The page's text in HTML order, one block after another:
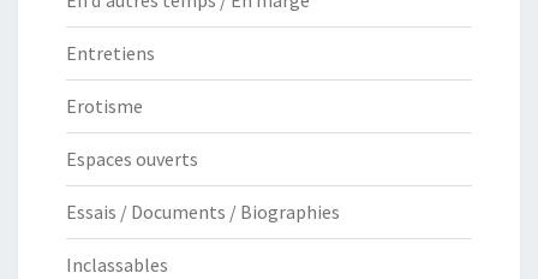
Entretiens
Erotisme
Espaces ouverts
Essais / Documents / Biographies
Inclassables